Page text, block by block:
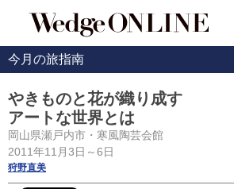
今月の旅指南
やきものと花が織り成す
アートな世界とは
岡山県瀬戸内市・寒風陶芸会館
2011年11月3日～6日
狩野直美